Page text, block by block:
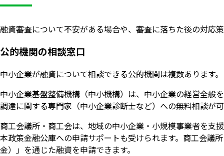
融資審査について不安がある場合や、審査に落ちた後の対応
公的機関の相談窓口
中小企業が融資について相談できる公的機関は複数あります。
中小企業基盤整備機構（中小機構）は、中小企業の経営全般
調達に関する専門家（中小企業診断士など）への無料相談が
商工会議所・商工会は、地域の中小企業・小規模事業者を支
本政策金融公庫への申請サポートも受けられます。商工会議
金）」を通じた融資を申請できます。